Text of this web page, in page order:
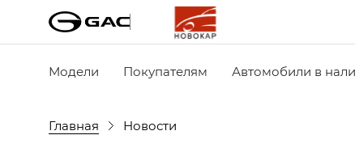
Модели Покупателям Автомобили в
Главная Новости